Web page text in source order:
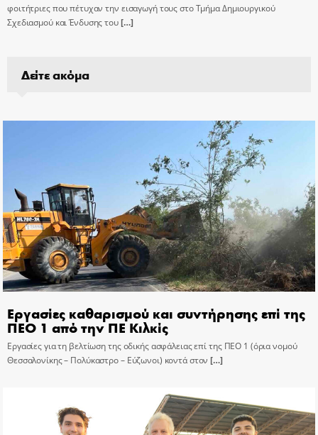
φοιτήτριες που πέτυχαν την εισαγωγή τους στο Τμήμα Δημιουργικού
Σχεδιασμού και Ένδυσης του[…]
Δείτε ακόμα
Εργασίες καθαρισμού και συντήρησης επί της
ΠΕΟ 1 από την ΠΕ Κιλκίς
Εργασίες για τη βελτίωση της οδικής ασφάλειας επί της ΠΕΟ 1 (όρια νομού
Θεσσαλονίκης – Πολύκαστρο – Εύζωνοι) κοντά στον […]